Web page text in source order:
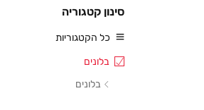
בלונים לכל חגיגה – מארזי
סינון קטגוריה
כל הקטגוריות
בלונים
בלונים